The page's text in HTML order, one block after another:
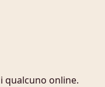
qualcuno online.